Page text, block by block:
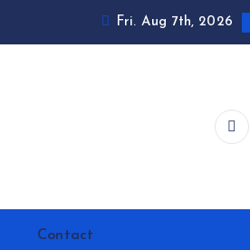
Fri. Aug 7th, 2026
Contact